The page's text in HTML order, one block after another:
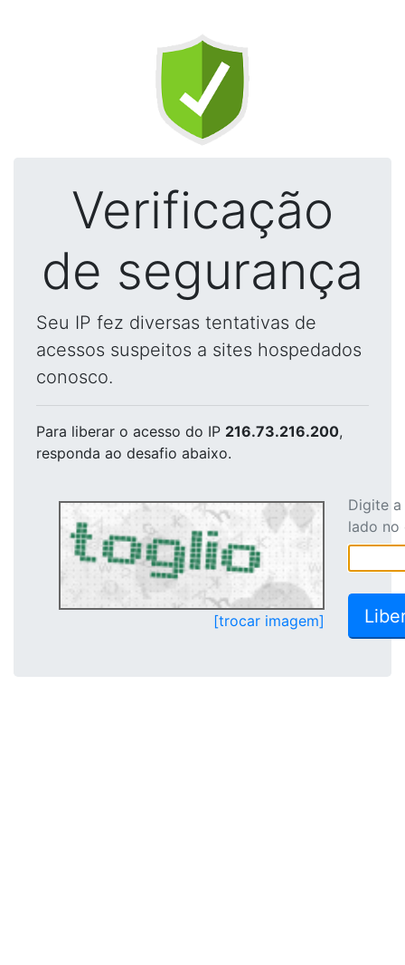
Verificação
de segurança
Seu IP fez diversas tentativas de
acessos suspeitos a sites hospedados
conosco.
Para liberar o acesso do IP 216.73.216.200,
responda ao desafio abaixo.
[trocar imagem]
Digite
lado no